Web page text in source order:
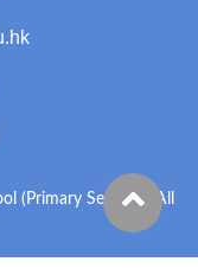
(Primary Section). All